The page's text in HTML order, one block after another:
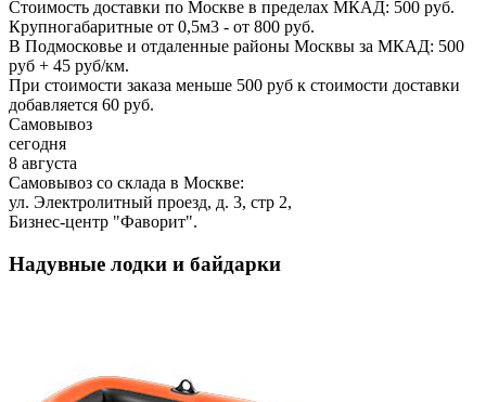
Стоимость доставки по Москве в пределах МКАД: 500 руб.
Крупногабаритные от 0,5м3 - от 800 руб.
В Подмосковье и отдаленные районы Москвы за МКАД: 500
руб + 45 руб/км.
При стоимости заказа меньше 500 руб к стоимости доставки
добавляется 60 руб.
Самовывоз
сегодня
8 августа
Самовывоз со склада в Москве:
ул. Электролитный проезд, д. 3, стр 2,
Бизнес-центр "Фаворит".
Надувные лодки и байдарки